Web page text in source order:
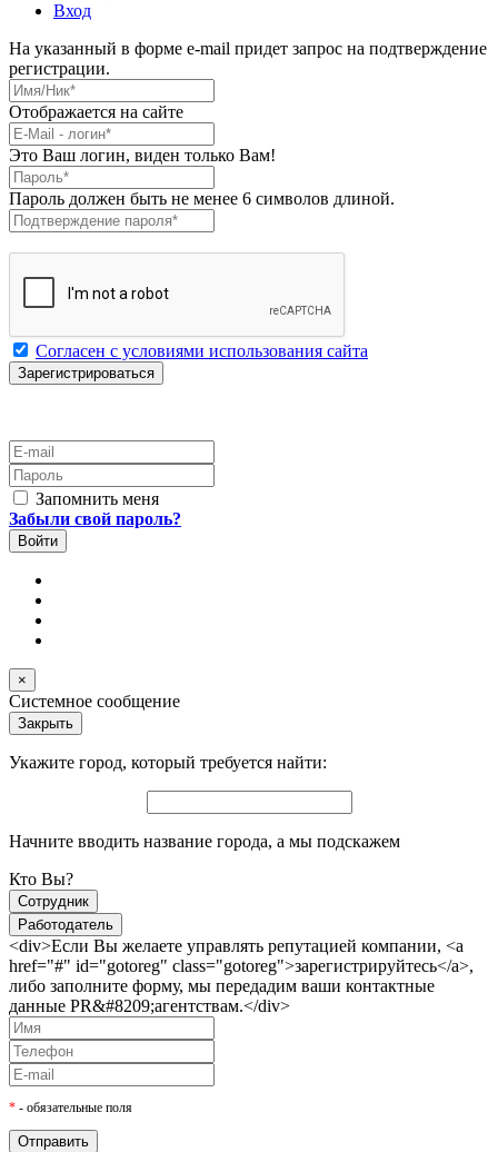
Вход
На указанный в форме e-mail придет запрос на подтверждение
регистрации.
Имя/Ник
Отображается на сайте
E-Mail *
Это Ваш логин, виден только Вам!
Пароль*
Пароль должен быть не менее 6 символов длиной.
Подтверждение пароля
Согласен с условиями использования сайта
E-mail
Пароль
Запомнить меня
Забыли свой пароль?
×
Системное сообщение
Закрыть
Укажите город, который требуется найти:
Начните вводить название города, а мы подскажем
Кто Вы?
Сотрудник
Работодатель
<div>Если Вы желаете управлять репутацией компании, <a
href="#" id="gotoreg" class="gotoreg">зарегистрируйтесь</a>,
либо заполните форму, мы передадим ваши контактные
данные PR&#8209;агентствам.</div>
* - обязательные поля